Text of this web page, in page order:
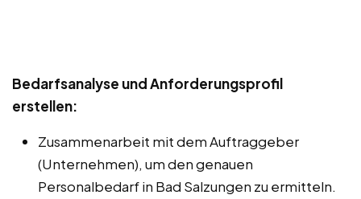
Bedarfsanalyse und Anforderungsprofil
erstellen:
Zusammenarbeit mit dem Auftraggeber
(Unternehmen), um den genauen
Personalbedarf in Bad Salzungen zu ermitteln.